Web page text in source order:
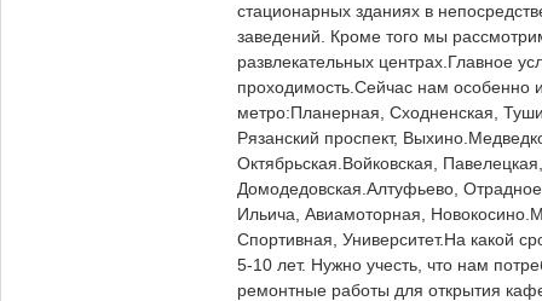
стационарных зданиях в
заведений. Кроме того мы
развлекательных центрах.Главное
проходимость.Сейчас нам
метро:Планерная, Сходненская,
Рязанский проспект,
Октябрьская.Войковская,
Домодедовская.Алтуфьево,
Ильича, Авиамоторная,
Спортивная, Университет.На какой
5-10 лет. Нужно учесть, что нам
ремонтные работы для открытия